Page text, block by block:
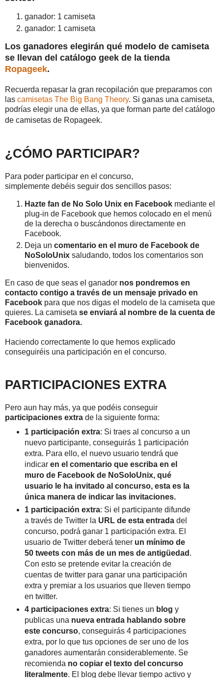
ganador: 1 camiseta
ganador: 1 camiseta
Los ganadores elegirán qué modelo de camiseta
se llevan del catálogo geek de la tienda
Ropageek.
Recuerda repasar la gran recopilación que preparamos con
las camisetas The Big Bang Theory. Si ganas una camiseta,
podrías elegir una de ellas, ya que forman parte del catálogo
de camisetas de Ropageek.
¿CÓMO PARTICIPAR?
Para poder participar en el concurso,
simplemente debéis seguir dos sencillos pasos:
Hazte fan de No Solo Unix en Facebook mediante el
plug-in de Facebook que hemos colocado en el menú
de la derecha o buscándonos directamente en
Facebook.
Deja un comentario en el muro de Facebook de
NoSoloUnix saludando, todos los comentarios son
bienvenidos.
En caso de que seas el ganador nos pondremos en
contacto contigo a través de un mensaje privado en
Facebook para que nos digas el modelo de la camiseta que
quieres. La camiseta se enviará al nombre de la cuenta de
Facebook ganadora.
Haciendo correctamente lo que hemos explicado
conseguiréis una participación en el concurso.
PARTICIPACIONES EXTRA
Pero aun hay más, ya que podéis conseguir
participaciones extra de la siguiente forma:
1 participación extra: Si traes al concurso a un
nuevo participante, conseguirás 1 participación
extra. Para ello, el nuevo usuario tendrá que
indicar en el comentario que escriba en el
muro de Facebook de NoSoloUnix, qué
usuario le ha invitado al concurso, esta es la
única manera de indicar las invitaciones.
1 participación extra: Si el participante difunde
a través de Twitter la URL de esta entradadel
concurso, podrá ganar 1 participación extra. El
usuario de Twitter deberá tener un mínimo de
50 tweets con más de un mes de antigüedad .
Con esto se pretende evitar la creación de
cuentas de twitter para ganar una participación
extra y premiar a los usuarios que lleven tiempo
en twitter.
4 participaciones extra: Si tienes un blog y
publicas una nueva entrada hablando sobre
este concurso, conseguirás 4 participaciones
extra, por lo que tus opciones de ser uno de los
ganadores aumentarán considerablemente. Se
recomienda no copiar el texto del concurso
literalmente. El blog debe llevar tiempo activo y